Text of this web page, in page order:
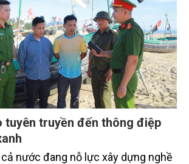
tuyên truyền đến thông điệp
nước đang nỗ lực xây dựng nghề